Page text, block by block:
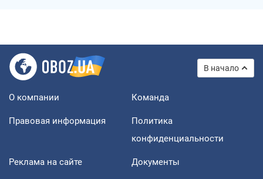
В начало
О компании Команда
Правовая информация
Политика
конфиденциальности
Реклама на сайте Документы